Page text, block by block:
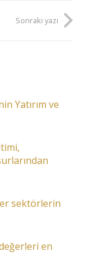
Sonraki yazı
Yatırım ve
sektörlerin
en